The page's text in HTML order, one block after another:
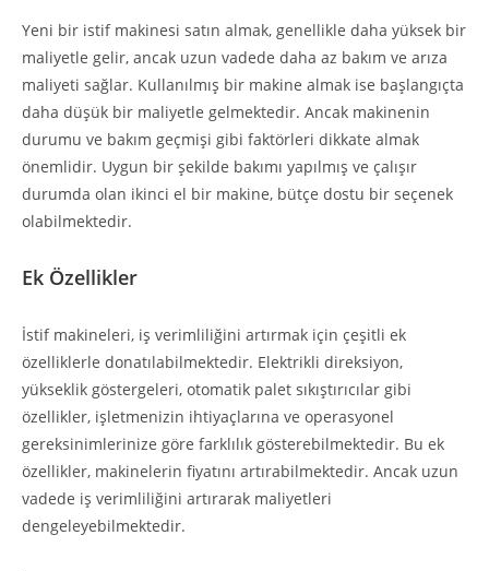
Yeni bir istif makinesi satın almak, genellikle daha yüksek bir
maliyetle gelir, ancak uzun vadede daha az bakım ve arıza
maliyeti sağlar. Kullanılmış bir makine almak ise başlangıçta
daha düşük bir maliyetle gelmektedir. Ancak makinenin
durumu ve bakım geçmişi gibi faktörleri dikkate almak
önemlidir. Uygun bir şekilde bakımı yapılmış ve çalışır
durumda olan ikinci el bir makine, bütçe dostu bir seçenek
olabilmektedir.
Ek Özellikler
İstif makineleri, iş verimliliğini artırmak için çeşitli ek
özelliklerle donatılabilmektedir. Elektrikli direksiyon,
yükseklik göstergeleri, otomatik palet sıkıştırıcılar gibi
özellikler, işletmenizin ihtiyaçlarına ve operasyonel
gereksinimlerinize göre farklılık gösterebilmektedir. Bu ek
özellikler, makinelerin fiyatını artırabilmektedir. Ancak uzun
vadede iş verimliliğini artırarak maliyetleri
dengeleyebilmektedir.